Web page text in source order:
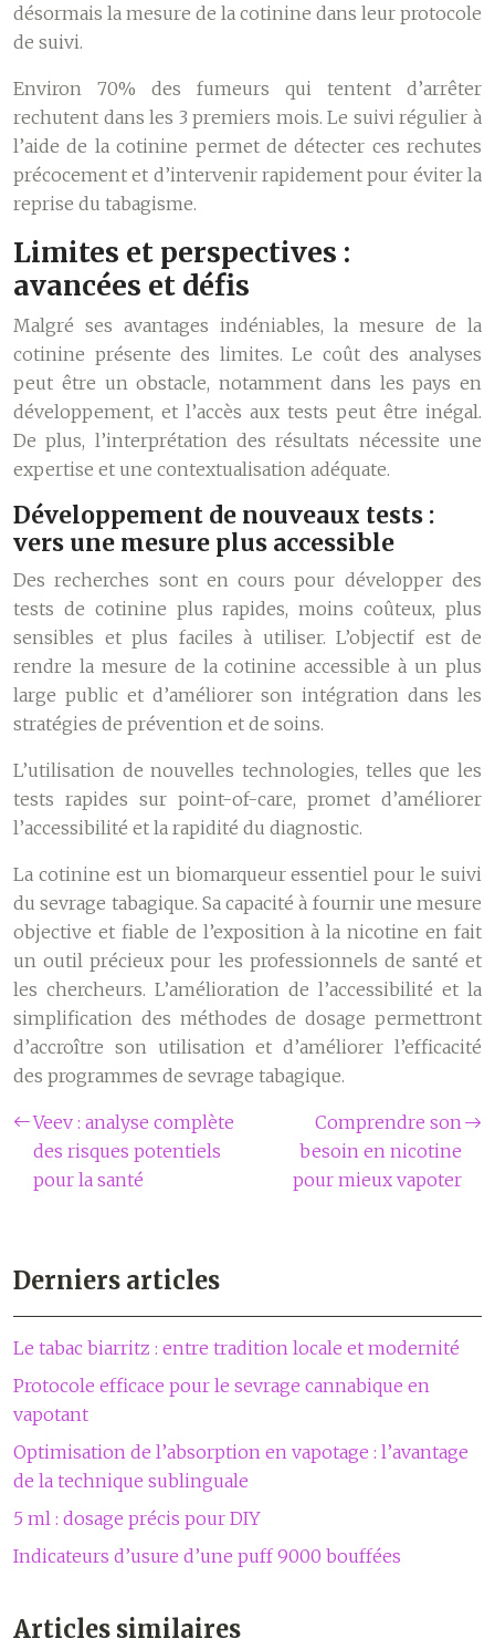
désormais la mesure de la cotinine dans leur protocole
de suivi.
Environ 70% des fumeurs qui tentent d’arrêter
rechutent dans les 3 premiers mois. Le suivi régulier à
l’aide de la cotinine permet de détecter ces rechutes
précocement et d’intervenir rapidement pour éviter la
reprise du tabagisme.
Limites et perspectives :
avancées et défis
Malgré ses avantages indéniables, la mesure de la
cotinine présente des limites. Le coût des analyses
peut être un obstacle, notamment dans les pays en
développement, et l’accès aux tests peut être inégal.
De plus, l’interprétation des résultats nécessite une
expertise et une contextualisation adéquate.
Développement de nouveaux tests :
vers une mesure plus accessible
Des recherches sont en cours pour développer des
tests de cotinine plus rapides, moins coûteux, plus
sensibles et plus faciles à utiliser. L’objectif est de
rendre la mesure de la cotinine accessible à un plus
large public et d’améliorer son intégration dans les
stratégies de prévention et de soins.
L’utilisation de nouvelles technologies, telles que les
tests rapides sur point-of-care, promet d’améliorer
l’accessibilité et la rapidité du diagnostic.
La cotinine est un biomarqueur essentiel pour le suivi
du sevrage tabagique. Sa capacité à fournir une mesure
objective et fiable de l’exposition à la nicotine en fait
un outil précieux pour les professionnels de santé et
les chercheurs. L’amélioration de l’accessibilité et la
simplification des méthodes de dosage permettront
d’accroître son utilisation et d’améliorer l’efficacité
des programmes de sevrage tabagique.
Veev : analyse complète
des risques potentiels
pour la santé
Comprendre son
besoin en nicotine
pour mieux vapoter
Derniers articles
Le tabac biarritz : entre tradition locale et modernité
Protocole efficace pour le sevrage cannabique en
vapotant
Optimisation de l’absorption en vapotage : l’avantage
de la technique sublinguale
5 ml : dosage précis pour DIY
Indicateurs d’usure d’une puff 9000 bouffées
Articles similaires